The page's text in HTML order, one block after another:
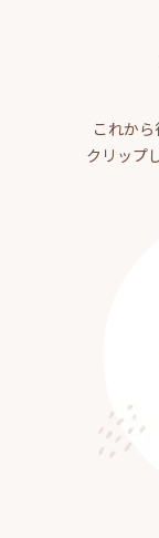
これか
クリップ